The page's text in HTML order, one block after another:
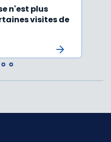
n'est plus
visites de